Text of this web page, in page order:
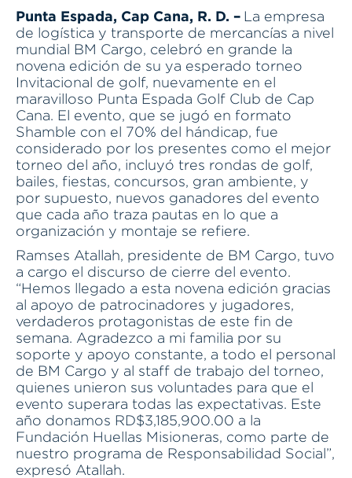
Punta Espada, Cap Cana, R. D. – La empresa
de logística y transporte de mercancías a nivel
mundial BM Cargo, celebró en grande la
novena edición de su ya esperado torneo
Invitacional de golf, nuevamente en el
maravilloso Punta Espada Golf Club de Cap
Cana. El evento, que se jugó en formato
Shamble con el 70% del hándicap, fue
considerado por los presentes como el mejor
torneo del año, incluyó tres rondas de golf,
bailes, fiestas, concursos, gran ambiente, y
por supuesto, nuevos ganadores del evento
que cada año traza pautas en lo que a
organización y montaje se refiere.
Ramses Atallah, presidente de BM Cargo, tuvo
a cargo el discurso de cierre del evento.
“Hemos llegado a esta novena edición gracias
al apoyo de patrocinadores y jugadores,
verdaderos protagonistas de este fin de
semana. Agradezco a mi familia por su
soporte y apoyo constante, a todo el personal
de BM Cargo y al staff de trabajo del torneo,
quienes unieron sus voluntades para que el
evento superara todas las expectativas. Este
año donamos RD$3,185,900.00 a la
Fundación Huellas Misioneras, como parte de
nuestro programa de Responsabilidad Social”,
expresó Atallah.